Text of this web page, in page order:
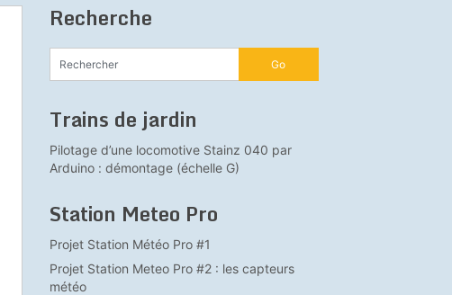
Recherche
Trains de jardin
Pilotage d’une locomotive Stainz 040 par
Arduino : démontage (échelle G)
Station Meteo Pro
Projet Station Météo Pro #1
Projet Station Meteo Pro #2 : les capteurs
météo